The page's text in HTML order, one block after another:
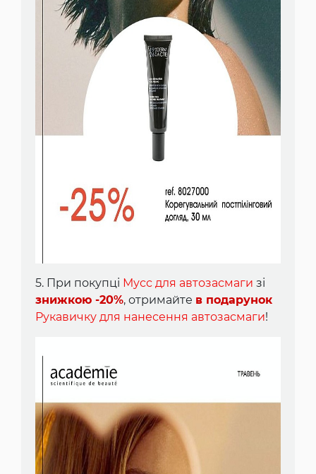
5. При покупці Мусс для автозасмаги зі
знижкою -20%, отримайте в подарунок
Рукавичку для нанесення автозасмаги!